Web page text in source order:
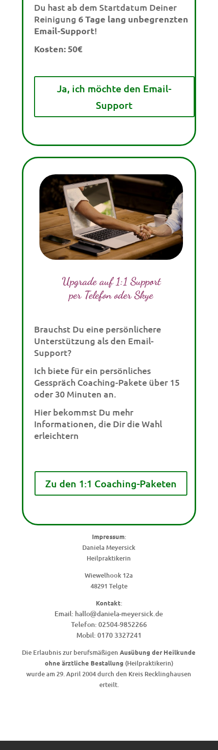
Du hast ab dem Startdatum Deiner
Reinigung 6 Tage lang unbegrenzten
Email-Support!
Kosten: 50€
Ja, ich möchte den Email-
Support
Upgrade auf 1:1 Support
per Telefon oder Skye
Brauchst Du eine persönlichere
Unterstützung als den Email-
Support?
Ich biete für ein persönliches
Gesspräch Coaching-Pakete über 15
oder 30 Minuten an.
Hier bekommst Du mehr
Informationen, die Dir die Wahl
erleichtern
Zu den 1:1 Coaching-Paketen
Impressum:
Daniela Meyersick
Heilpraktikerin
Wiewelhook 12a
48291 Telgte
Kontakt:
Email: hallo@daniela-meyersick.de
Telefon: 02504-9852266
Mobil: 0170 3327241
Die Erlaubnis zur berufsmäßigenAusübung der Heilkunde
ohne ärztliche Bestallung (Heilpraktikerin)
wurde am 29. April 2004 durch den Kreis Recklinghausen
erteilt.